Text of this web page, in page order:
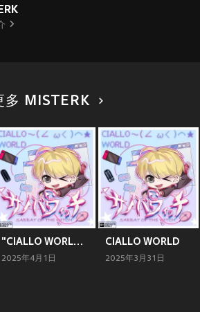
多 MISTERK
"CIALLO WORLD" MIXTAPE (Explicit)
2025年4月1日
CIALLO WORLD
2025年3月31日